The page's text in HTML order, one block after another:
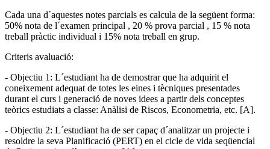
Cada una d´aquestes notes parcials es calcula de la següent forma:
50% nota de l´examen principal , 20 % prova parcial , 15 % nota
treball pràctic individual i 15% nota treball en grup.
Criteris avaluació:
- Objectiu 1: L´estudiant ha de demostrar que ha adquirit el
coneixement adequat de totes les eines i tècniques presentades
durant el curs i generació de noves idees a partir dels conceptes
teòrics estudiats a classe: Anàlisi de Riscos, Econometria, etc. [A].
- Objectiu 2: L´estudiant ha de ser capaç d´analitzar un projecte i
resoldre la seva Planificació (PERT) en el cicle de vida seqüencial